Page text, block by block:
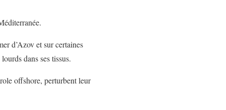
d’Azov et sur certaines
dans ses tissus.
offshore, perturbent leur